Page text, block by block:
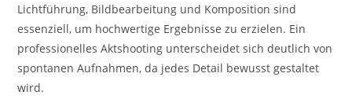
Lichtführung, Bildbearbeitung und Komposition sind
essenziell, um hochwertige Ergebnisse zu erzielen. Ein
professionelles Aktshooting unterscheidet sich deutlich von
spontanen Aufnahmen, da jedes Detail bewusst gestaltet
wird.